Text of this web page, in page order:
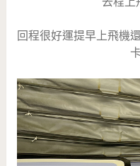
回程很好運提早上飛機